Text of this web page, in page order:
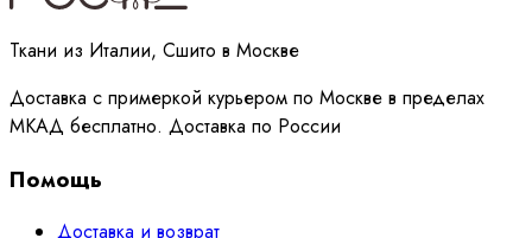
Ткани из Италии, Сшито в Москве
Доставка с примеркой курьером по Москве в пределах
МКАД бесплатно. Доставка по России
Помощь
Доставка и возврат